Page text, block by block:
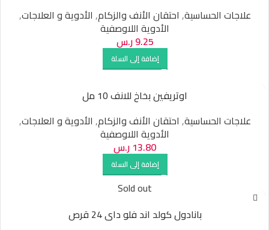
علاجات الحساسية, احتقان الأنف والزكام, الأدوية و العلاجات,
الأدوية اللاوصفية
9.25ر.س
إضافة إلى السلة
اوتريفين بخاخ للانف 10 مل
علاجات الحساسية, احتقان الأنف والزكام, الأدوية و العلاجات,
الأدوية اللاوصفية
13.80 ر.س
إضافة إلى السلة
Sold out
بانادول كولد اند فلو داى 24 قرص